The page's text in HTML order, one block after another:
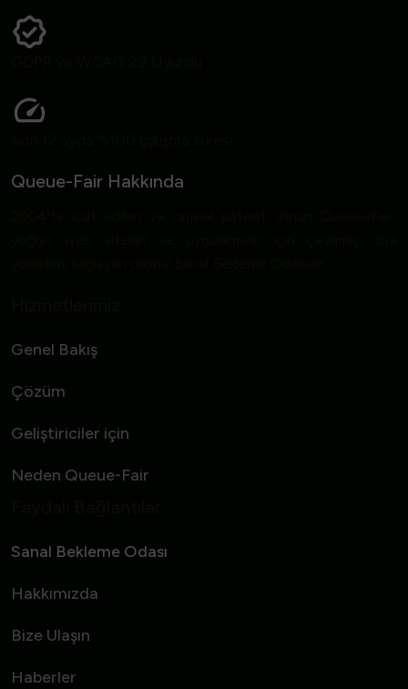
Queue-Fair Hakkında
Genel Bakış
Çözüm
Geliştiriciler için
Neden Queue-Fair
Sanal Bekleme Odası
Hakkımızda
Bize Ulaşın
Haberler